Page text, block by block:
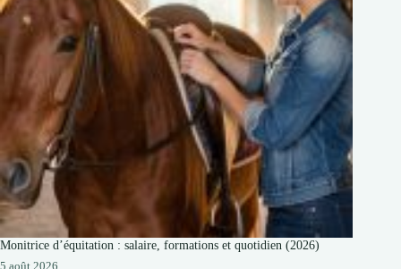
Monitrice d’équitation : salaire, formations et quotidien (2026)
5 août 2026